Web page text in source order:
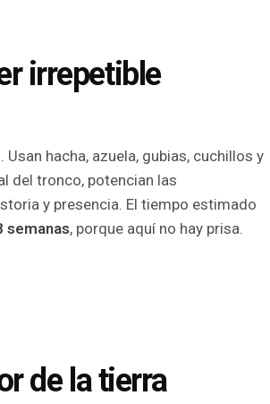
irrepetible
. Usan hacha, azuela, gubias, cuchillos y
del tronco, potencian las
y presencia. El tiempo estimado
semanas, porque aquí no hay prisa.
de la tierra